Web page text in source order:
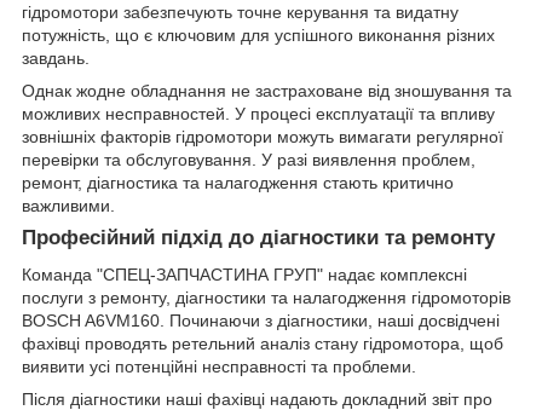
гідромотори забезпечують точне керування та видатну
потужність, що є ключовим для успішного виконання різних
завдань.
Однак жодне обладнання не застраховане від зношування та
можливих несправностей. У процесі експлуатації та впливу
зовнішніх факторів гідромотори можуть вимагати регулярної
перевірки та обслуговування. У разі виявлення проблем,
ремонт, діагностика та налагодження стають критично
важливими.
Професійний підхід до діагностики та ремонту
Команда "СПЕЦ-ЗАПЧАСТИНА ГРУП" надає комплексні
послуги з ремонту, діагностики та налагодження гідромоторів
BOSCH A6VM160. Починаючи з діагностики, наші досвідчені
фахівці проводять ретельний аналіз стану гідромотора, щоб
виявити усі потенційні несправності та проблеми.
Після діагностики наші фахівці надають докладний звіт про